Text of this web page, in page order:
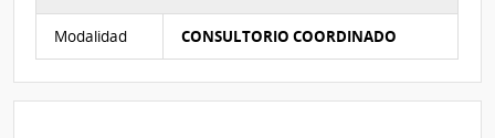
Modalidad CONSULTORIO COORDINADO